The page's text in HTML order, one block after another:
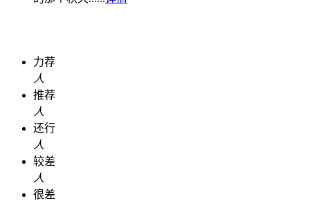
力荐
人
推荐
人
还行
人
较差
人
很差